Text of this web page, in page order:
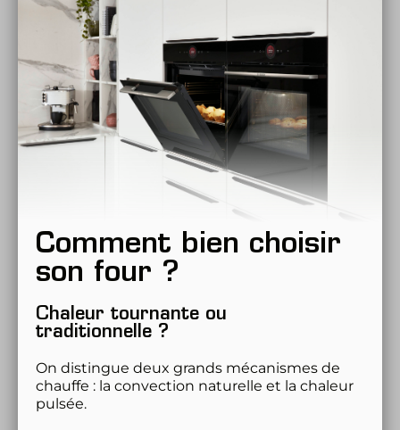
Comment bien choisir
son four ?
Chaleur tournante ou
traditionnelle ?
On distingue deux grands mécanismes de
chauffe : la convection naturelle et la chaleur
pulsée.